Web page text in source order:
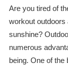
Are you tired of
workout outdoors
sunshine?
numerous
being. One of the